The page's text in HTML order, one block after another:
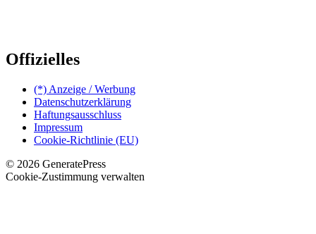
Offizielles
(*) Anzeige / Werbung
Datenschutzerklärung
Haftungsausschluss
Impressum
Cookie-Richtlinie (EU)
© 2026 GeneratePress
Cookie-Zustimmung verwalten